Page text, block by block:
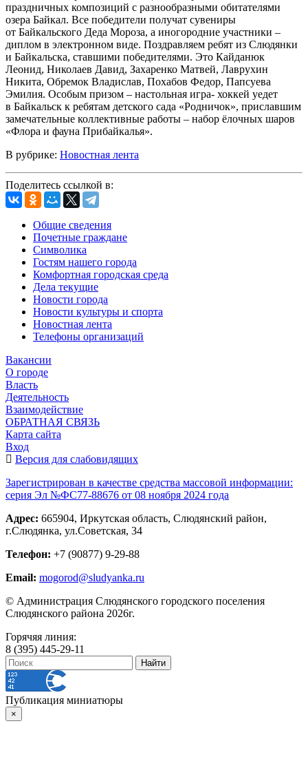
праздничных композиций с разнообразными обитателями
озера Байкал. Все победители получат сувениры
от Байкальского Деда Мороза, а иногородние участники –
диплом в электронном виде. Поздравляем ребят из Слюдянки
и Байкальска, ставшими победителями. Это Кайданюк
Леонид, Николаев Давид, Захаренко Матвей, Лаврухин
Никита, Обремок Владислав, Похабов Федор, Папсуева
Эмилия. Особым призом – настольная игра- хоккей уедет
в Байкальск к ребятам детского сада «Родничок», приславшим
замечательные коллективные работы – набор ёлочных шаров
«Флора и фауна Прибайкалья».
В рубрике: Новостная лента
Поделитесь ссылкой в:
Общие сведения
Почетные граждане
Символика
Гостям нашего города
Комфортная городская среда
Дела текущие
Новости города
Новости культуры и спорта
Новостная лента
Телефоны организаций
Вакансии
О городе
Власть
Деятельность
Взаимодействие
ОБРАТНАЯ СВЯЗЬ
Карта сайта
Вход
Версия для слабовидящих
Зарегистрирован в качестве средства массовой информации:
серия Эл №ФС77-88676 от 08 ноября 2024 года
Адрес: 665904, Иркутская область, Слюдянский район,
г.Слюдянка, ул.Советская, 34
Телефон: +7 (90877) 9-29-88
Email: mogorod@sludyanka.ru
© Администрация Слюдянского городского поселения
Слюдянского района 2026г.
Горячяя линия:
8 (395) 445-29-11
Публикация миниатюры
×